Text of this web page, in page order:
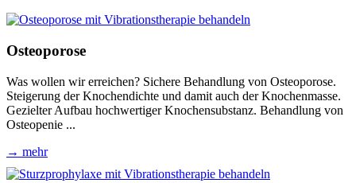
Osteoporose
Was wollen wir erreichen? Sichere Behandlung von Osteoporose.
Steigerung der Knochendichte und damit auch der Knochenmasse.
Gezielter Aufbau hochwertiger Knochensubstanz. Behandlung von
Osteopenie ...
→ mehr